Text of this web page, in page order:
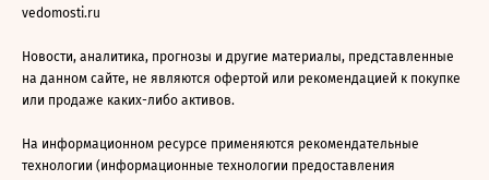
vedomosti.ru
Новости, аналитика, прогнозы и другие материалы, представленные
на данном сайте, не являются офертой или рекомендацией к покупке
или продаже каких-либо активов.
На информационном ресурсе применяются рекомендательные
технологии (информационные технологии предоставления